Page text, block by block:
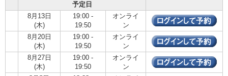
予定日
8月13日
(木)
19:00 -
19:50
オンライ
ン
8月20日
(木)
19:00 -
19:50
オンライ
ン
8月27日
(木)
19:00 -
19:50
オンライ
ン